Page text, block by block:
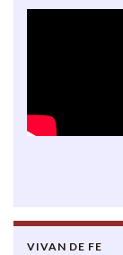
VIVAN DE FE